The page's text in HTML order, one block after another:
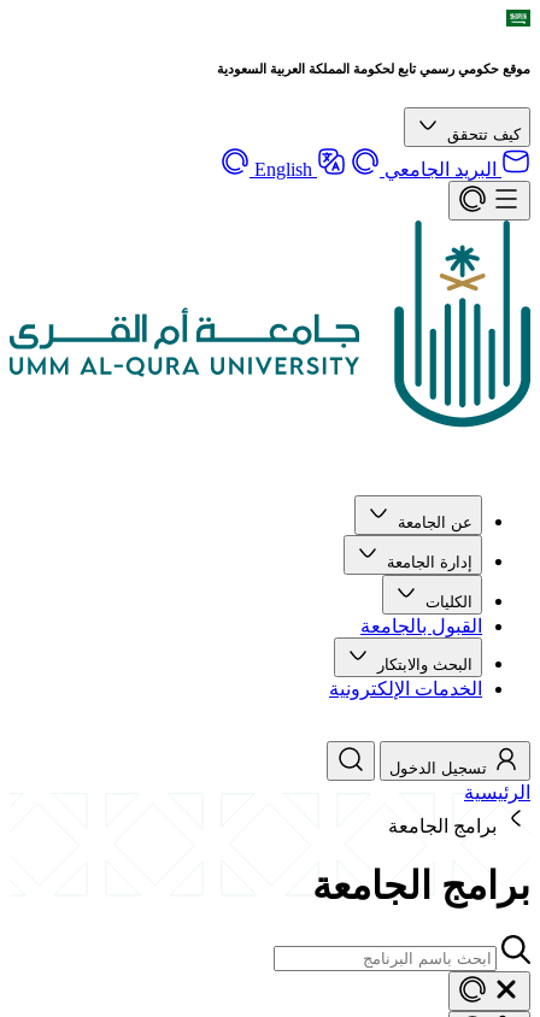
موقع حكومي رسمي تابع لحكومة المملكة العربية السعودية
كيف تتحقق
البريد الجامعي English
عن الجامعة
إدارة الجامعة
الكليات
القبول بالجامعة
البحث والابتكار
الخدمات الإلكترونية
تسجيل الدخول
الرئيسية
برامج الجامعة
برامج الجامعة